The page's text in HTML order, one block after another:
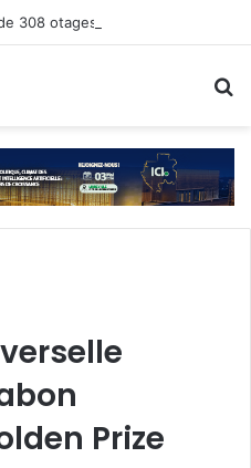
Prize